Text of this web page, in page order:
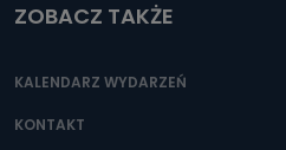
ZOBACZ TAKŻE
KALENDARZ WYDARZEŃ
KONTAKT